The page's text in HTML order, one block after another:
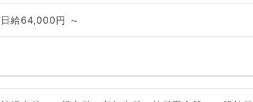
日給64,000円 ～